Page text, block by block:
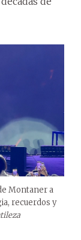
Montaner a
recuerdos y